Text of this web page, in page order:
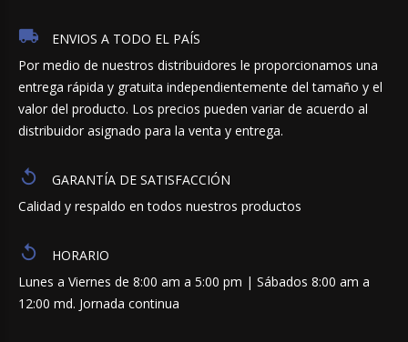
ENVIOS A TODO EL PAÍS
Por medio de nuestros distribuidores le proporcionamos una
entrega rápida y gratuita independientemente del tamaño y el
valor del producto. Los precios pueden variar de acuerdo al
distribuidor asignado para la venta y entrega.
GARANTÍA DE SATISFACCIÓN
Calidad y respaldo en todos nuestros productos
HORARIO
Lunes a Viernes de 8:00 am a 5:00 pm | Sábados 8:00 am a
12:00 md. Jornada continua